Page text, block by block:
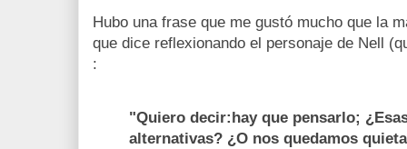
Hubo una frase que me gustó mucho que la
que dice reflexionando el personaje de Nell
:
"Quiero decir:hay que pensarlo;
alternativas? ¿O nos quedamos